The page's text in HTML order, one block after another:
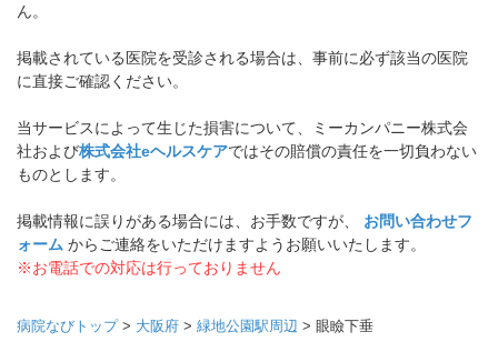
ん。
掲載されている医院を受診される場合は、事前に必ず該当の医院
に直接ご確認ください。
当サービスによって生じた損害について、ミーカンパニー株式会
社および株式会社eヘルスケアではその賠償の責任を一切負わない
ものとします。
掲載情報に誤りがある場合には、お手数ですが、 お問い合わせフ
ォーム からご連絡をいただけますようお願いいたします。
※お電話での対応は行っておりません
病院なびトップ> 大阪府 > 緑地公園駅周辺 > 眼瞼下垂